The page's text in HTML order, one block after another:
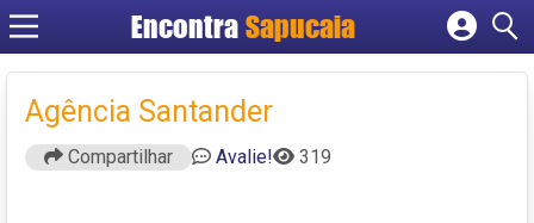
Encontra
Cadastrar empresa
Criar conta
Agência Santander
Compartilhar Avalie! 319